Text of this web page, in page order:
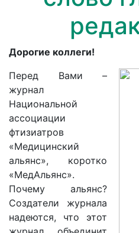
Дорогие коллеги!
Перед Вами –
журнал
Национальной
ассоциации
фтизиатров
«Медицинский
альянс», коротко
«МедАльянс».
Почему альянс?
Создатели журнала
надеются, что этот